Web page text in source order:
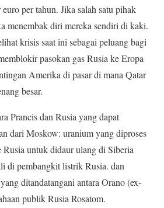
per tahun. Jika salah satu pihak
menembak diri mereka sendiri di kaki.
krisis saat ini sebagai peluang bagi
pasokan gas Rusia ke Eropa
Amerika di pasar di mana Qatar
besar.
Prancis dan Rusia yang dapat
dari Moskow: uranium yang diproses
untuk didaur ulang di Siberia
di pembangkit listrik Rusia. dan
ditandatangani antara Orano (ex-
publik Rusia Rosatom.